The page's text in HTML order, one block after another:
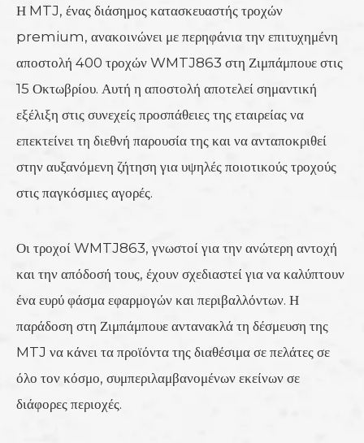
Η MTJ, ένας διάσημος κατασκευαστής τροχών
premium, ανακοινώνει με περηφάνια την επιτυχημένη
αποστολή 400 τροχών WMTJ863 στη Ζιμπάμπουε στις
15 Οκτωβρίου. Αυτή η αποστολή αποτελεί σημαντική
εξέλιξη στις συνεχείς προσπάθειες της εταιρείας να
επεκτείνει τη διεθνή παρουσία της και να ανταποκριθεί
στην αυξανόμενη ζήτηση για υψηλές ποιοτικούς τροχούς
στις παγκόσμιες αγορές.
Οι τροχοί WMTJ863, γνωστοί για την ανώτερη αντοχή
και την απόδοσή τους, έχουν σχεδιαστεί για να καλύπτουν
ένα ευρύ φάσμα εφαρμογών και περιβαλλόντων. Η
παράδοση στη Ζιμπάμπουε αντανακλά τη δέσμευση της
MTJ να κάνει τα προϊόντα της διαθέσιμα σε πελάτες σε
όλο τον κόσμο, συμπεριλαμβανομένων εκείνων σε
διάφορες περιοχές.